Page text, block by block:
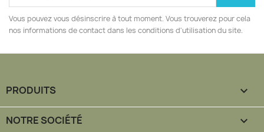
Vous pouvez vous désinscrire à tout moment. Vous trouverez pour cela
nos informations de contact dans les conditions d'utilisation du site.
PRODUITS 
NOTRE SOCIÉTÉ 